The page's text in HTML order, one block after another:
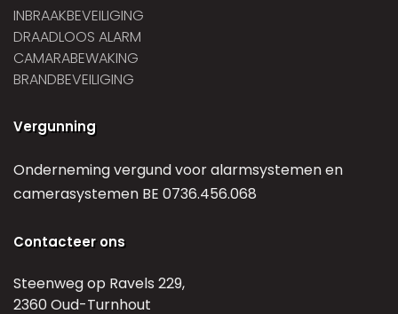
INBRAAKBEVEILIGING
DRAADLOOS ALARM
CAMARABEWAKING
BRANDBEVEILIGING
Vergunning
Onderneming vergund voor alarmsystemen en
camerasystemen BE 0736.456.068
Contacteer ons
Steenweg op Ravels 229,
2360 Oud-Turnhout